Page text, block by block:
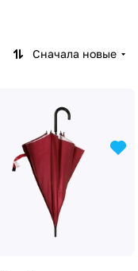
Сначала новые